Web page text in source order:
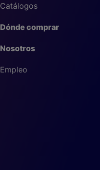
Catálogos
Dónde comprar
Nosotros
Empleo